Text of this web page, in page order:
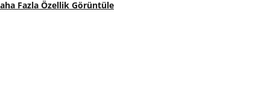
Fazla Özellik Görüntüle